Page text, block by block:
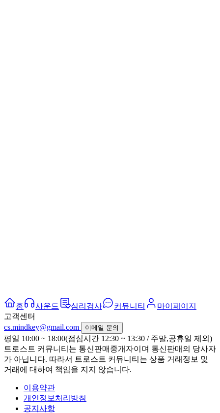
홈 사운드 심리검사 커뮤니티
마이페이지
고객센터
cs.mindkey@gmail.com
이메일 문의
평일 10:00 ~ 18:00(점심시간 12:30 ~ 13:30 / 주말,공휴일 제외)
트로스트 커뮤니티는 통신판매중개자이며 통신판매의 당사자
가 아닙니다. 따라서 트로스트 커뮤니티는 상품 거래정보 및
거래에 대하여 책임을 지지 않습니다.
이용약관
개인정보처리방침
공지사항